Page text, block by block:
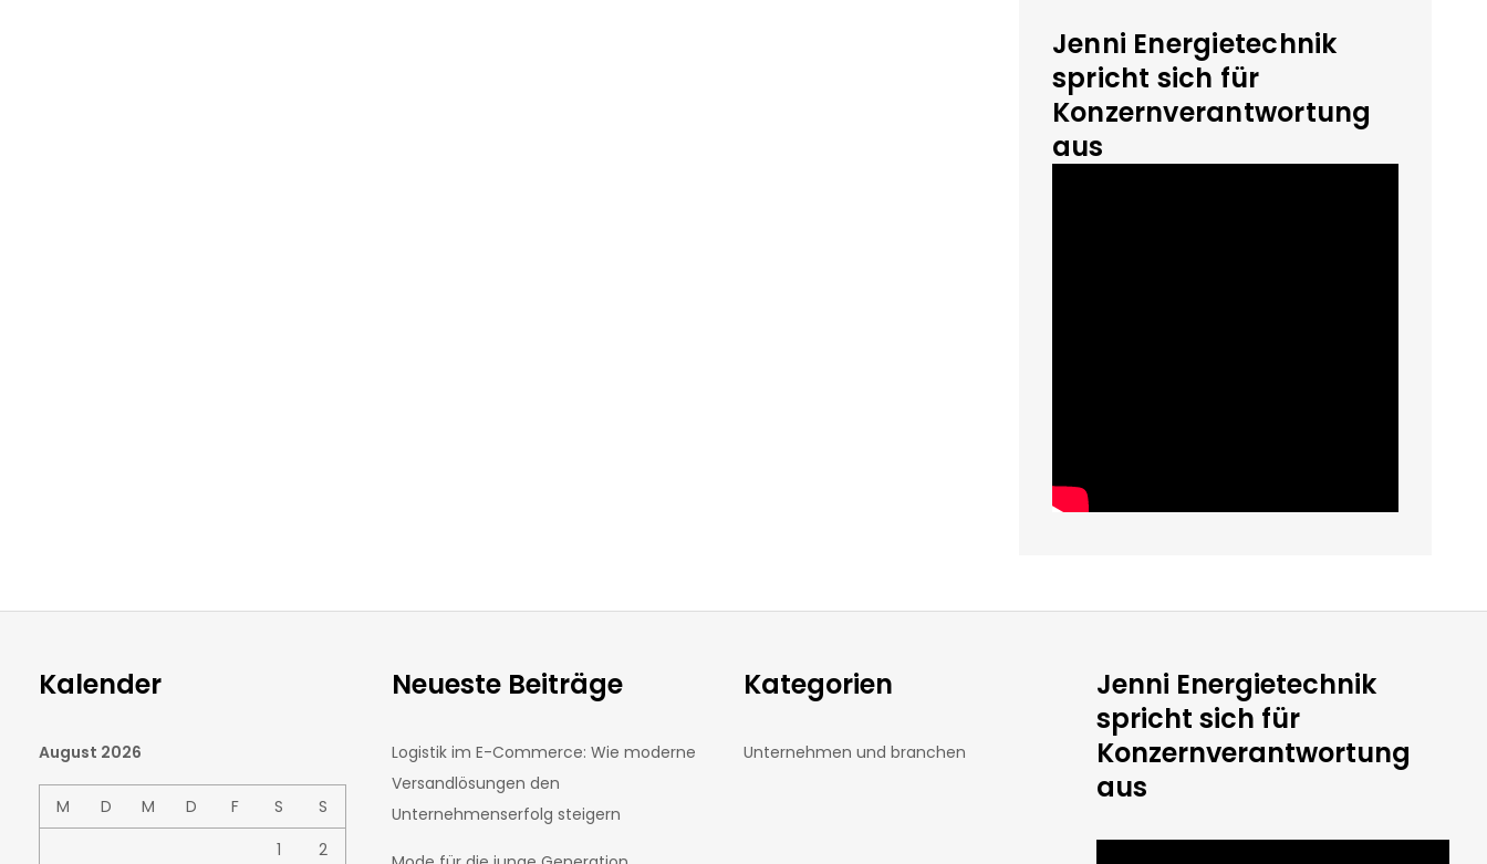
Jenni Energietechnik
spricht sich für
Konzernverantwortung
aus
Kalender
August 2026
M D M D F S
S
1
2
Neueste Beiträge
Logistik im E-Commerce: Wie moderne
Versandlösungen den
Unternehmenserfolg steigern
Kategorien
Unternehmen und branchen
Jenni Energietechnik
spricht sich für
Konzernverantwortung
aus